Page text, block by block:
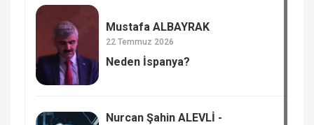
Mustafa ALBAYRAK
22 Temmuz 2026
Neden İspanya?
Nurcan Şahin ALEVLİ -